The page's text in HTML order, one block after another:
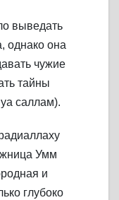
выведать
однако она
чужие
тайны
саллам).
Умм
и
глубоко